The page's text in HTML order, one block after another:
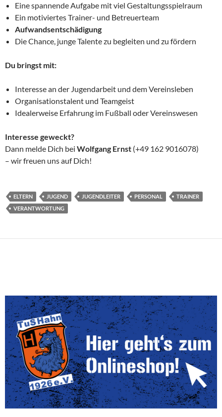
Eine spannende Aufgabe mit viel Gestaltungsspielraum
Ein motiviertes Trainer- und Betreuerteam
Aufwandsentschädigung
Die Chance, junge Talente zu begleiten und zu fördern
Du bringst mit:
Interesse an der Jugendarbeit und dem Vereinsleben
Organisationstalent und Teamgeist
Idealerweise Erfahrung im Fußball oder Vereinswesen
Interesse geweckt?
Dann melde Dich bei Wolfgang Ernst (+49 162 9016078)
– wir freuen uns auf Dich!
ELTERN JUGEND JUGENDLEITER PERSONAL
TRAINER
VERANTWORTUNG